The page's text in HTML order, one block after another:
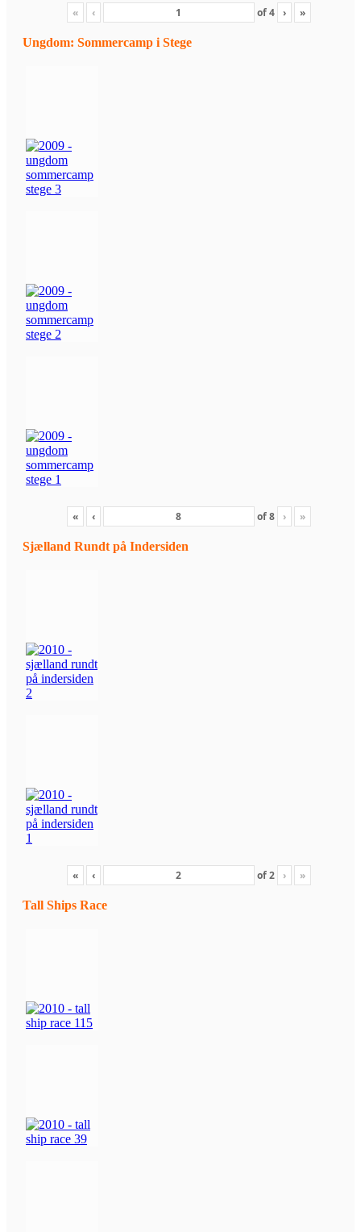
« ‹ of4 › »
Ungdom: Sommercamp i Stege
« ‹ of8 › »
Sjælland Rundt på Indersiden
« ‹ of2 › »
Tall Ships Race